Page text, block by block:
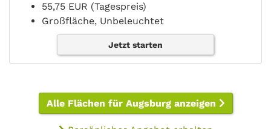
55,75 EUR (Tagespreis)
Großfläche, Unbeleuchtet
Jetzt starten
Alle Flächen für Augsburg anzeigen